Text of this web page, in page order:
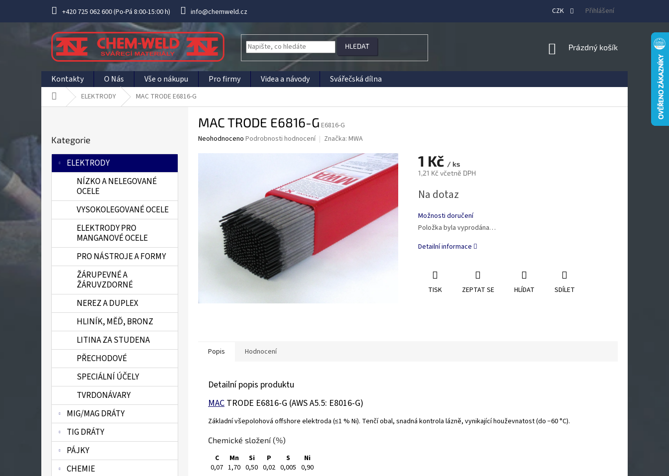
obsah
+420 725 062 600 (Po-Pá 8:00-15:00 h) info@chemweld.cz CZK Přihlášení
HLEDAT
NÁKUPNÍ
Prázdný košík
Kontakty O Nás Vše o nákupu Pro firmy Videa a návody Svářečská dílna
Domů ELEKTRODY MAC TRODE E6816-G
t
í
kategorie
Kategorie
ELEKTRODY
NÍZKO A NELEGOVANÉ
OCELE
VYSOKOLEGOVANÉ OCELE
ELEKTRODY PRO
MANGANOVÉ OCELE
PRO NÁSTROJE A FORMY
ŽÁRUPEVNÉ A
ŽÁRUVZDORNÉ
NEREZ A DUPLEX
HLINÍK, MĚĎ, BRONZ
LITINA ZA STUDENA
PŘECHODOVÉ
SPECIÁLNÍ ÚČELY
TVRDONÁVARY
MIG/MAG DRÁTY
TIG DRÁTY
PÁJKY
CHEMIE
MAC TRODE E6816-G E6816-G
Průměrné
Neohodnoceno Podrobnosti hodnocení Značka: MWA
1 Kč / ks
1,21 Kč včetně DPH
cena:
Na dotaz
Možnosti doručení
Položka byla vyprodána…
Detailní informace
TISK ZEPTAT SE HLÍDAT SDÍLET
Popis Hodnocení
Detailní popis produktu
MAC TRODE E6816-G (AWS A5.5: E8016-G)
Základní všepolohová offshore elektroda (≤1 % Ni). Tenčí obal, snadná kontrola lázně, vynikající houževnatost (do −60 °C).
Chemické složení (%)
C Mn Si P S
Ni
0,07 1,70 0,50 0,02 0,005 0,90